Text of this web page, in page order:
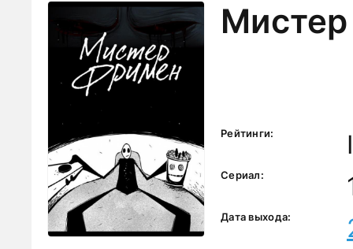
Рейтинги:
Сериал:
Дата выхода: